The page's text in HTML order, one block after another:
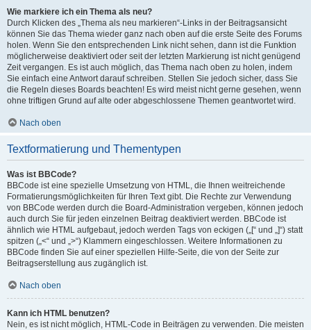
Wie markiere ich ein Thema als neu?
Durch Klicken des „Thema als neu markieren“-Links in der Beitragsansicht
können Sie das Thema wieder ganz nach oben auf die erste Seite des Forums
holen. Wenn Sie den entsprechenden Link nicht sehen, dann ist die Funktion
möglicherweise deaktiviert oder seit der letzten Markierung ist nicht genügend
Zeit vergangen. Es ist auch möglich, das Thema nach oben zu holen, indem
Sie einfach eine Antwort darauf schreiben. Stellen Sie jedoch sicher, dass Sie
die Regeln dieses Boards beachten! Es wird meist nicht gerne gesehen, wenn
ohne triftigen Grund auf alte oder abgeschlossene Themen geantwortet wird.
Nach oben
Textformatierung und Thementypen
Was ist BBCode?
BBCode ist eine spezielle Umsetzung von HTML, die Ihnen weitreichende
Formatierungsmöglichkeiten für Ihren Text gibt. Die Rechte zur Verwendung
von BBCode werden durch die Board-Administration vergeben, können jedoch
auch durch Sie für jeden einzelnen Beitrag deaktiviert werden. BBCode ist
ähnlich wie HTML aufgebaut, jedoch werden Tags von eckigen („[“ und „]“) statt
spitzen („<“ und „>“) Klammern eingeschlossen. Weitere Informationen zu
BBCode finden Sie auf einer speziellen Hilfe-Seite, die von der Seite zur
Beitragserstellung aus zugänglich ist.
Nach oben
Kann ich HTML benutzen?
Nein, es ist nicht möglich, HTML-Code in Beiträgen zu verwenden. Die meisten